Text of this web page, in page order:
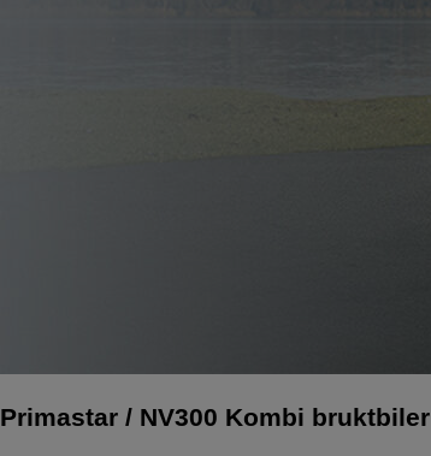
Primastar / NV300 Kombi bruktbiler